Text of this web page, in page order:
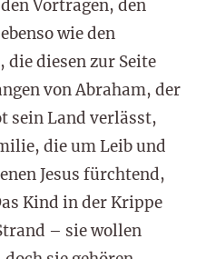
Vorträgen, den
wie den
die diesen zur Seite
von Abraham, der
sein Land verlässt,
die um Leib und
Jesus fürchtend,
Kind in der Krippe
– sie wollen